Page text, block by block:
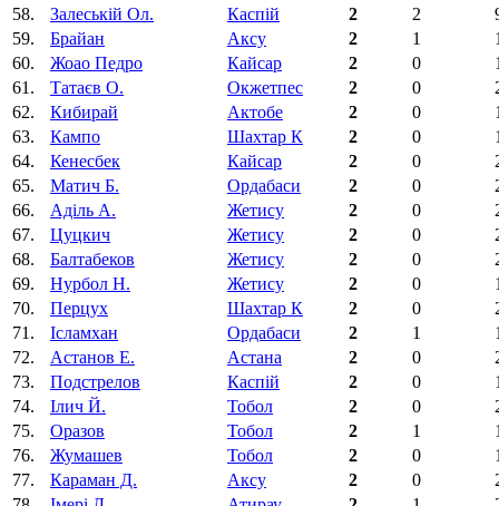
58.
Залеській Ол. Каспій 2 2
59.
Брайан Аксу 2 1
60.
Жоао Педро Кайсар 2 0
61.
Татаєв О. Окжетпес 2 0
62.
Кибирай Актобе 2 0
63.
Кампо Шахтар К 2 0
64.
Кенесбек Кайсар 2 0
65.
Матич Б. Ордабаси 2 0
66.
Аділь А. Жетису 2 0
67.
Цуцкич Жетису 2 0
68.
Балтабеков Жетису 2 0
69.
Нурбол Н. Жетису 2 0
70.
Перцух Шахтар К 2 0
71.
Ісламхан Ордабаси 2 1
72.
Астанов Е. Астана 2 0
73.
Подстрелов Каспій 2 0
74.
Ілич Й. Тобол 2 0
75.
Оразов Тобол 2 1
76.
Жумашев Тобол 2 0
77.
Караман Д. Аксу 2 0